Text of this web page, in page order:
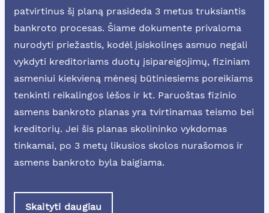
patvirtinus šį planą prasideda 3 metus truksiantis
bankroto procesas. Šiame dokumente privaloma
nurodyti priežastis, kodėl įsiskolinęs asmuo negali
vykdyti kreditoriams duotų įsipareigojimų, fiziniam
asmeniui kiekvieną mėnesį būtiniesiems poreikiams
tenkinti reikalingos lėšos ir kt. Paruoštas fizinio
asmens bankroto planas yra tvirtinamas teismo bei
kreditorių. Jei šis planas skolininko vykdomas
tinkamai, po 3 metų likusios skolos nurašomos ir
asmens bankroto byla baigiama.
Skaityti daugiau